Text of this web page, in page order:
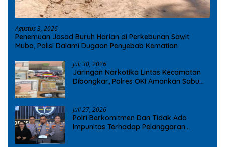
Agustus 3, 2026
Penemuan Jasad Buruh Harian di Perkebunan Sawit
Muba, Polisi Dalami Dugaan Penyebab Kematian
Juli 30, 2026
Jaringan Narkotika Lintas Kecamatan
Dibongkar, Polres OKI Amankan Sabu
Juli 27, 2026
Polri Berkomitmen Dan Tidak Ada
Impunitas Terhadap Pelanggaran